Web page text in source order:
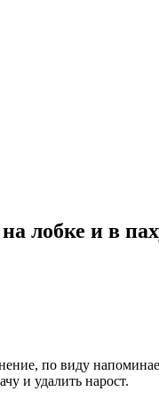
лобке и в
по виду
и удалить нарост.